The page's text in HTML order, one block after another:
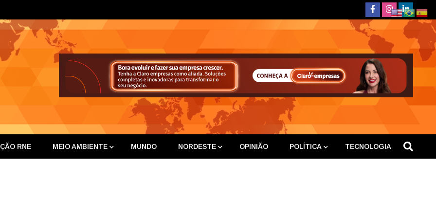
Nordeste
RNE MEIO AMBIENTE MUNDO NORDESTE OPINIÃO POLÍTICA TECNOLOGIA